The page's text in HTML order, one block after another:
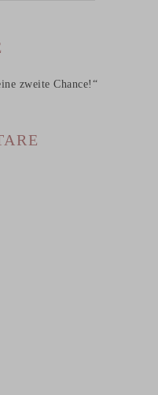
zweite Chance!“